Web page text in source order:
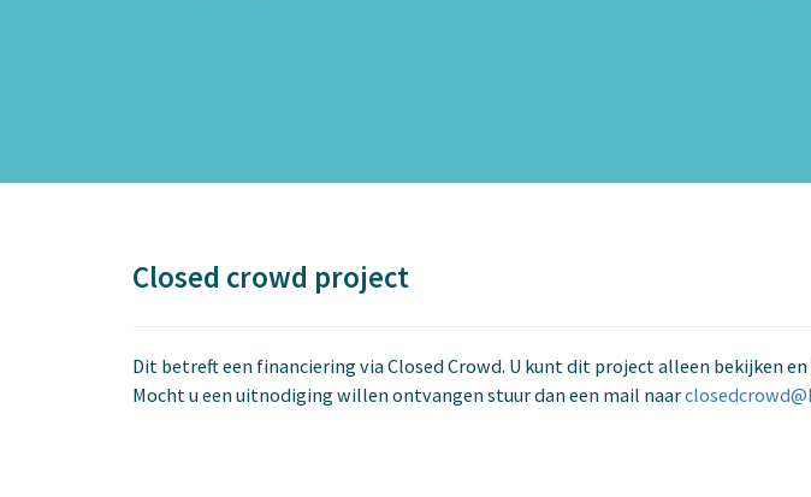
Closed crowd project
Dit betreft een financiering via Closed Crowd. U kunt dit project alleen bekijken
Mocht u een uitnodiging willen ontvangen stuur dan een mail naar